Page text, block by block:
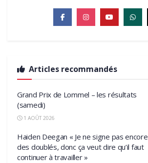
Articles recommandés
Grand Prix de Lommel – les résultats
(samedi)
1 AOÛT 2026
Haiden Deegan « Je ne signe pas encore
des doublés, donc ça veut dire qu’il faut
continuer à travailler »